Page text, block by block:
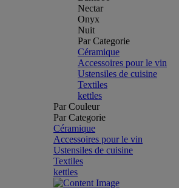
Nectar
Onyx
Nuit
Par Categorie
Céramique
Accessoires pour le vin
Ustensiles de cuisine
Textiles
kettles
Par Couleur
Par Categorie
Céramique
Accessoires pour le vin
Ustensiles de cuisine
Textiles
kettles